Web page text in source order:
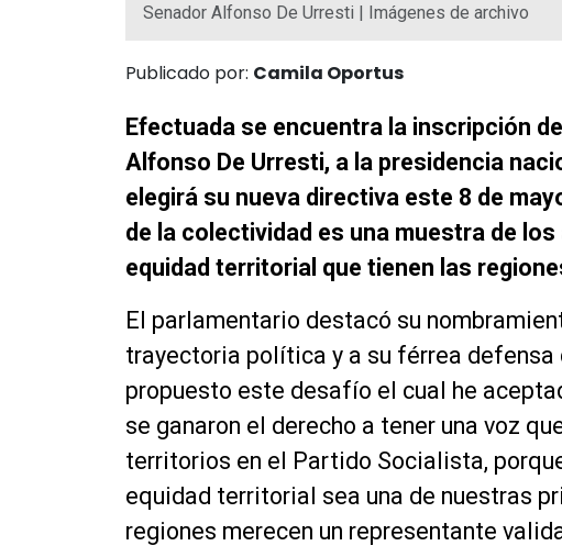
Senador Alfonso De Urresti | Imágenes de archivo
Publicado por: Camila Oportus
Efectuada se encuentra la inscripción
Alfonso De Urresti, a la presidencia
elegirá su nueva directiva este 8 de
de la colectividad es una muestra de
equidad territorial que tienen las
El parlamentario destacó su
trayectoria política y a su férrea defensa
propuesto este desafío el cual he
se ganaron el derecho a tener una voz
territorios en el Partido Socialista,
equidad territorial sea una de nuestras
regiones merecen un representante